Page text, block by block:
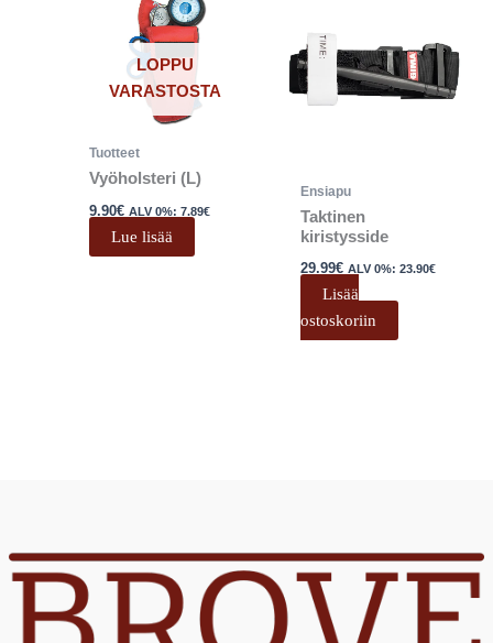
LOPPU
VARASTOSTA
Tuotteet
Vyöholsteri (L)
9.90€ ALV 0%:7.89€
Lue lisää
Ensiapu
Taktinen
kiristysside
29.99€ ALV 0%:23.90€
Lisää
ostoskoriin